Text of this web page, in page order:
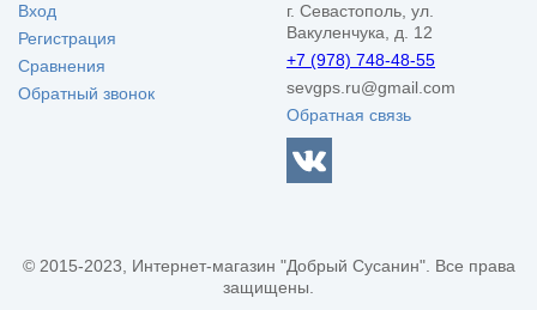
Вход
Регистрация
Сравнения
Обратный звонок
г. Севастополь, ул.
Вакуленчука, д. 12
+7 (978) 748-48-55
sevgps.ru@gmail.com
Обратная связь
© 2015-2023, Интернет-магазин "Добрый Сусанин". Все права
защищены.